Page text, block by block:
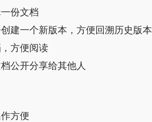
份文档
建一个新版本，方便回溯历史版本
方便阅读
公开分享给其他人
方便